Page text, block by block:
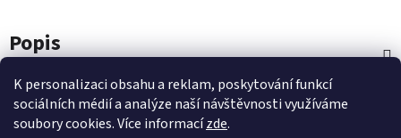
K personalizaci obsahu a reklam, poskytování funkcí
sociálních médií a analýze naší návštěvnosti využíváme
soubory cookies. Více informacízde.
Popis
Diskuze